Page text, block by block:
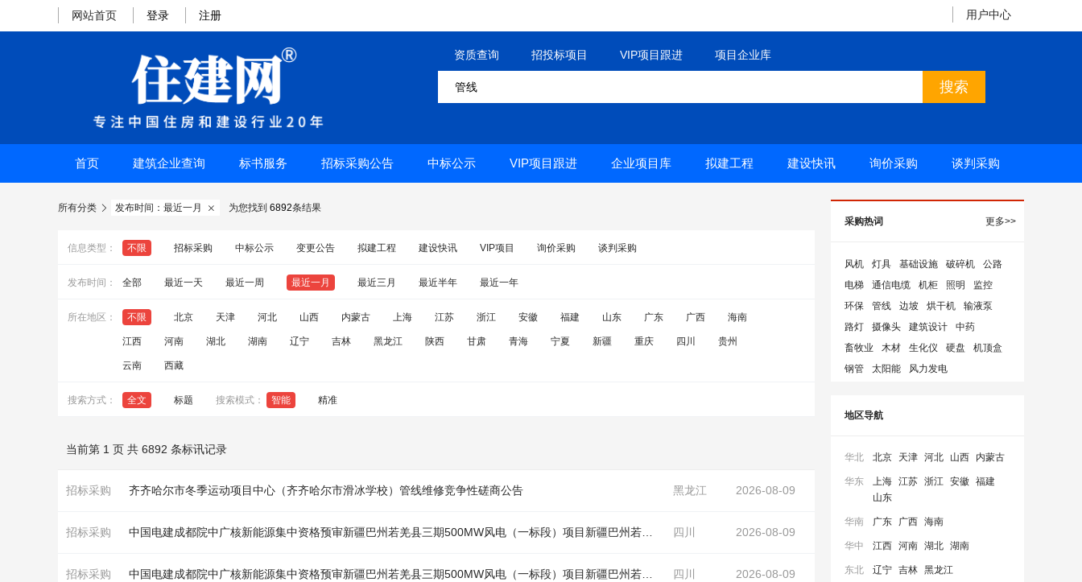
网站首页 登录 注册 用户中心
资质查询 招投标项目 VIP项目跟进 项目企业库
首页 建筑企业查询 标书服务 招标采购公告 中标公示 VIP项目跟进 企业项目库 拟建工程 建设快讯 询价采购 谈判采购
所有分类  发布时间：最近一月  为您找到 6892条结果
信息类型： 不限 招标采购 中标公示 变更公告 拟建工程 建设快讯 VIP项目 询价采购 谈判采购
发布时间： 全部 最近一天 最近一周 最近一月 最近三月 最近半年 最近一年
所在地区： 不限 北京 天津 河北 山西 内蒙古 上海 江苏 浙江 安徽 福建 山东 广东 广西 海南
江西 河南 湖北 湖南 辽宁 吉林 黑龙江 陕西 甘肃 青海 宁夏 新疆 重庆 四川 贵州
云南 西藏
搜索方式： 全文 标题 搜索模式： 智能 精准
当前第 1 页 共 6892 条标讯记录
招标采购 齐齐哈尔市冬季运动项目中心（齐齐哈尔市滑冰学校）管线维修竞争性磋商公告 黑龙江 2026-08-09
招标采购 中国电建成都院中广核新能源集中资格预审新疆巴州若羌县三期500MW风电（一标段）项目新疆巴州若羌县三期500MW风电EPC项目（一标段）风电项目道路与风机基础平台工程劳务分包采购项目公开询比采购公告（ 四川 2026-08-09
招标采购 中国电建成都院中广核新能源集中资格预审新疆巴州若羌县三期500MW风电（一标段）项目新疆巴州若羌县三期500MW风电EPC项目（一标段）风电项目风机塔筒二次转运机械租赁采购项目公开询比采购公告（ 四川 2026-08-09
采购热词 更多>>
风机 灯具 基础设施 破碎机
公路
电梯
通信电缆 机柜 照明
监控
环保
管线 边坡 烘干机
输液泵
路灯
摄像头 建筑设计
中药
畜牧业
木材 生化仪 硬盘
机顶盒
钢管
太阳能 风力发电
地区导航
华北 北京 天津 河北 山西 内蒙古
华东 上海 江苏 浙江 安徽 福建
山东
华南 广东 广西 海南
华中 江西 河南 湖北 湖南
东北 辽宁 吉林 黑龙江